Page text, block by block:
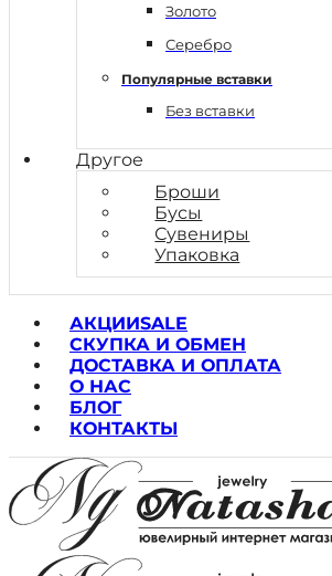
Золото
Серебро
Популярные вставки
Без вставки
Другое
Броши
Бусы
Сувениры
Упаковка
АКЦИИSALE
СКУПКА И ОБМЕН
ДОСТАВКА И ОПЛАТА
О НАС
БЛОГ
КОНТАКТЫ